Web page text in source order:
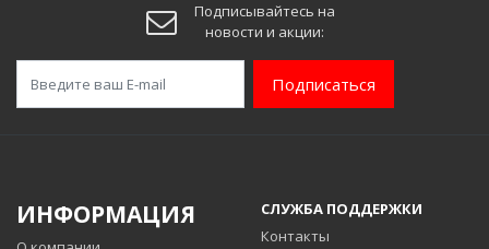
Подписывайтесь на
новости и акции:
Подписаться
ИНФОРМАЦИЯ
СЛУЖБА ПОДДЕРЖКИ
Контакты